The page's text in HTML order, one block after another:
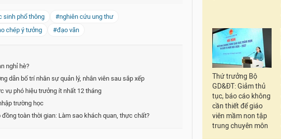
sinh phổ thông
#nghiên cứu ung thư
chép ý tưởng #đạo văn
nghỉ hè?
dẫn bố trí nhân sự quản lý, nhân viên sau sắp xếp
vụ phó hiệu trưởng ít nhất 12 tháng
trường học
toàn thời gian: Làm sao khách quan, thực chất?
Thứ trưởng Bộ
GD&ĐT: Giảm thủ
tục, báo cáo không
cần thiết để giáo
viên mầm non tập
trung chuyên môn